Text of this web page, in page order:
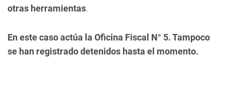
otras herramientas.
En este caso actúa la Oficina Fiscal N° 5. Tampoco
se han registrado detenidos hasta el momento.